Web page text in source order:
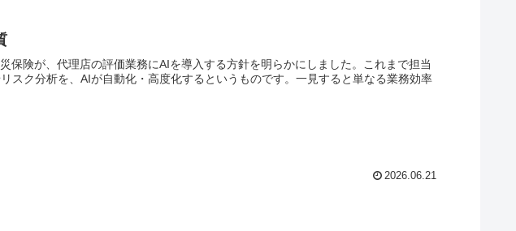
保険が、代理店の評価業務にAIを導入する方針を明らかにしました。これまで担当
スク分析を、AIが自動化・高度化するというものです。一見すると単なる業務効率
2026.06.21